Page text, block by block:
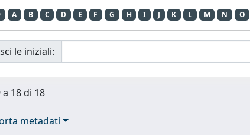
A B C D E F G H I J K L M N O
le iniziali:
18 di 18
metadati